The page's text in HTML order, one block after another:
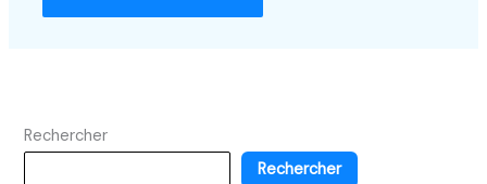
Rechercher
Rechercher